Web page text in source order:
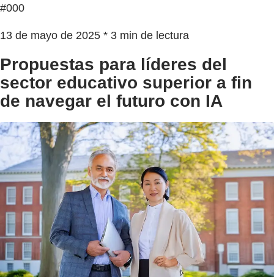
#000
13 de mayo de 2025 * 3 min de lectura
Propuestas para líderes del
sector educativo superior a fin
de navegar el futuro con IA